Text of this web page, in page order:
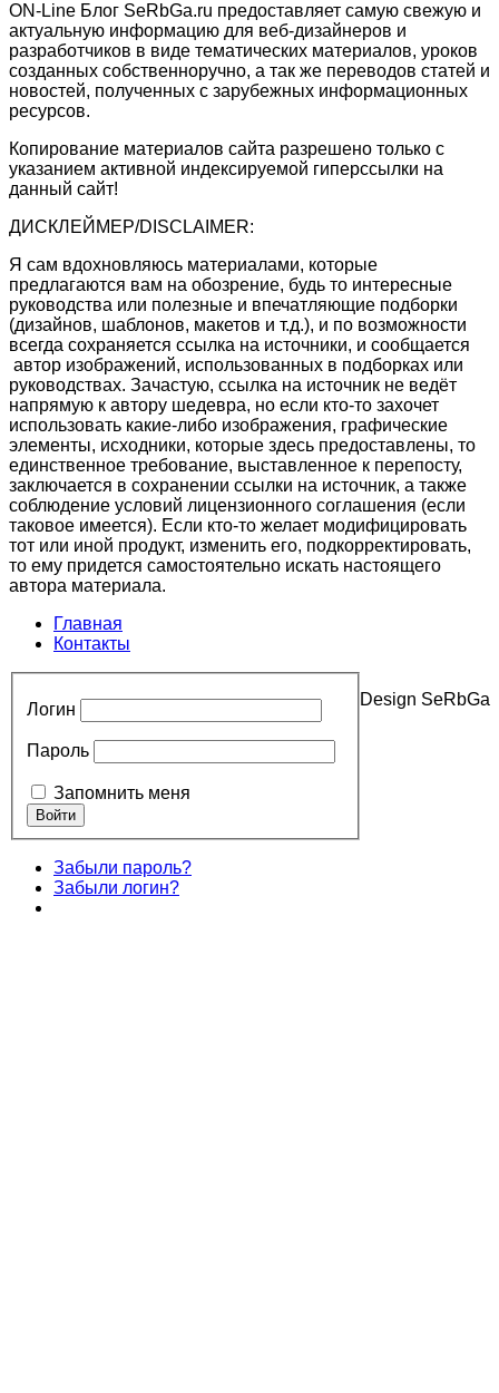
ON-Line Блог SeRbGa.ru предоставляет самую свежую и
актуальную информацию для веб-дизайнеров и
разработчиков в виде тематических материалов, уроков
созданных собственноручно, а так же переводов статей и
новостей, полученных с зарубежных информационных
ресурсов.
Копирование материалов сайта разрешено только с
указанием активной индексируемой гиперссылки на
данный сайт!
ДИСКЛЕЙМЕР/DISCLAIMER:
Я сам вдохновляюсь материалами, которые
предлагаются вам на обозрение, будь то интересные
руководства или полезные и впечатляющие подборки
(дизайнов, шаблонов, макетов и т.д.), и по возможности
всегда сохраняется ссылка на источники, и сообщается
автор изображений, использованных в подборках или
руководствах. Зачастую, ссылка на источник не ведёт
напрямую к автору шедевра, но если кто-то захочет
использовать какие-либо изображения, графические
элементы, исходники, которые здесь предоставлены, то
единственное требование, выставленное к перепосту,
заключается в сохранении ссылки на источник, а также
соблюдение условий лицензионного соглашения (если
таковое имеется). Если кто-то желает модифицировать
тот или иной продукт, изменить его, подкорректировать,
то ему придется самостоятельно искать настоящего
автора материала.
Главная
Контакты
Design SeRbGa
Логин
Пароль
Запомнить меня
Забыли пароль?
Забыли логин?